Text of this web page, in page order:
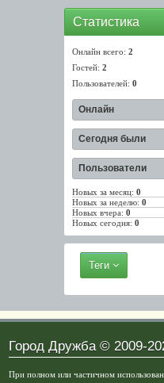
Статистика
Онлайн всего: 2
Гостей: 2
Пользователей: 0
Онлайн
Сегодня были
Пользователи
Новых за месяц: 0
Новых за неделю: 0
Новых вчера: 0
Новых сегодня: 0
Теги
Город Дружба © 2009-
При полном или частичном